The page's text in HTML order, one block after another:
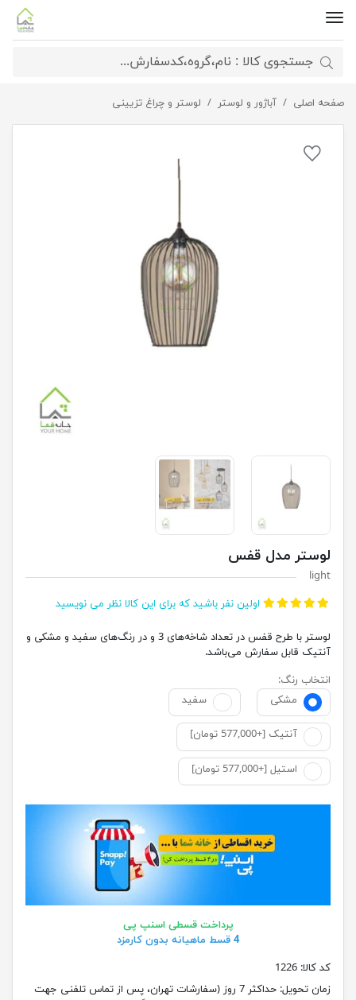
صفحه اصلی آباژور و لوستر لوستر و چراغ تزیینی لوستر مدل قفس
لوستر مدل قفس
light
اولین نفر باشید که برای این کالا نظر می نویسید
لوستر با طرح قفس در تعداد شاخه‌های 3 و در رنگ‌های سفید و مشکی و
آنتیک قابل سفارش می‌باشد.
انتخاب رنگ:
مشکی
سفید
آنتیک [+577,000 تومان]
استیل [+577,000 تومان]
پرداخت قسطی اسنپ پی
4 قسط ماهیانه بدون کارمزد
کد کالا: 1226
زمان تحویل:
حداکثر 7 روز (سفارشات تهران، پس از تماس تلفنی جهت